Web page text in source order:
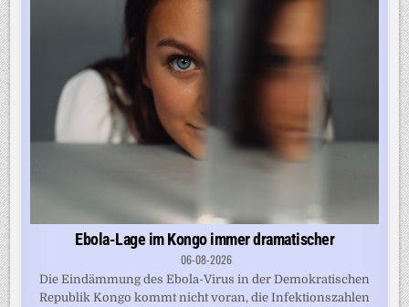
Ebola-Lage im Kongo immer dramatischer
06-08-2026
Die Eindämmung des Ebola-Virus in der Demokratischen
Republik Kongo kommt nicht voran, die Infektionszahlen